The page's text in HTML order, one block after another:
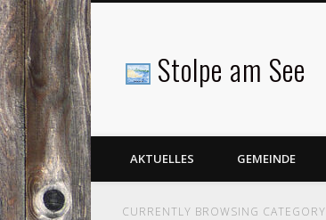
Stolpe am See
Facebook
AKTUELLES GEMEINDE
CURRENTLY BROWSING CATEGORY